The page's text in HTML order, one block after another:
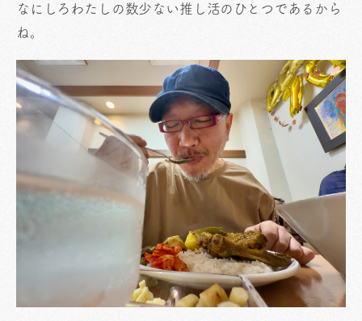
なにしろわたしの数少ない推し活のひとつであるから
ね。